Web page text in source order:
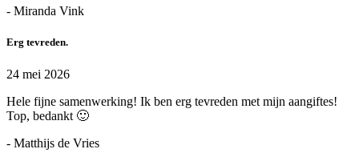
- Miranda Vink
Erg tevreden.
24 mei 2026
Hele fijne samenwerking! Ik ben erg tevreden met mijn aangiftes!
Top, bedankt 🙂
- Matthijs de Vries